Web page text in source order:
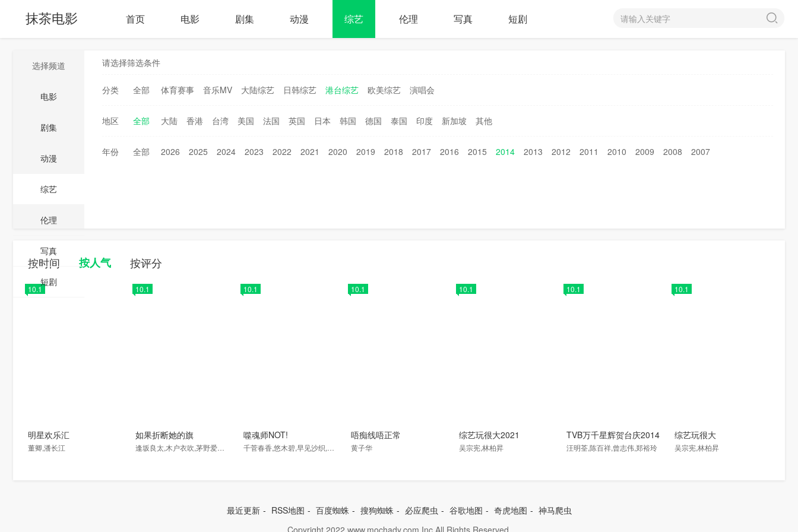
抹茶电影 首页 电影 剧集 动漫 综艺 伦理 写真 短剧
选择频道
电影
剧集
动漫
综艺
伦理
写真
短剧
请选择筛选条件
分类 全部 体育赛事 音乐MV 大陆综艺 日韩综艺 港台综艺 欧美综艺 演唱会
地区 全部 大陆 香港 台湾 美国 法国 英国 日本 韩国 德国 泰国 印度 新加坡 其他
年份 全部 2026 2025 2024 2023 2022 2021 2020 2019 2018 2017 2016 2015 2014 2013 2012 2011 2010 2009 2008 2007
按时间 按人气 按评分
10.1
明星欢乐汇
董卿,潘长江
10.1
如果折断她的旗
10.1
噬魂师NOT!
10.1
唔痴线唔正常
黄子华
10.1
综艺玩很大2021
吴宗宪,林柏昇
10.1
TVB万千星辉贺台庆2014
汪明荃,陈百祥,曾志伟,郑裕玲
10.1
综艺玩很大
吴宗宪,林柏昇
最近更新 - RSS地图 - 百度蜘蛛 - 搜狗蜘蛛 - 必应爬虫 - 谷歌地图 - 奇虎地图 - 神马爬虫